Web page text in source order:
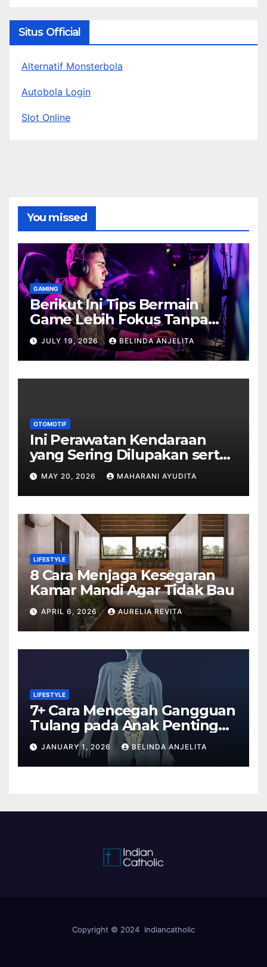
Situs Official
Alternatif Monsterbola
Autobola Login
Slot Online
You missed
GAMING
Berikut Ini Tips Bermain
Game Lebih Fokus Tanpa
Cepat Buyar
JULY 19, 2026 BELINDA ANJELITA
OTOMOTIF
Ini Perawatan Kendaraan
yang Sering Dilupakan serta
Dampaknya
MAY 20, 2026 MAHARANI AYUDITA
LIFESTYLE
8 Cara Menjaga Kesegaran
Kamar Mandi Agar Tidak Bau
APRIL 6, 2026 AURELIA REVITA
LIFESTYLE
7+ Cara Mencegah Gangguan
Tulang pada Anak Penting
Anda Tahu
JANUARY 1, 2026 BELINDA ANJELITA
Copyright © 2024 Indiancatholic